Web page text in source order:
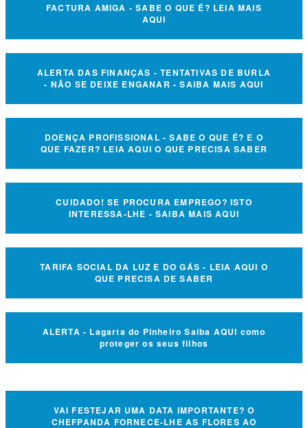
FACTURA AMIGA - SABE O QUE É? LEIA MAIS
AQUI
ALERTA DAS FINANÇAS - TENTATIVAS DE BURLA
- NÃO SE DEIXE ENGANAR - SAIBA MAIS AQUI
DOENÇA PROFISSIONAL - SABE O QUE É? E O
QUE FAZER? LEIA AQUI O QUE PRECISA SABER
CUIDADO! SE PROCURA EMPREGO? ISTO
INTERESSA-LHE - SAIBA MAIS AQUI
TARIFA SOCIAL DA LUZ E DO GÁS - LEIA AQUI O
QUE PRECISA DE SABER
ALERTA - Lagarta do Pinheiro Saiba AQUI como
proteger os seus filhos
VAI FESTEJAR UMA DATA IMPORTANTE? O
CHEFPANDA FORNECE-LHE AS FLORES AO